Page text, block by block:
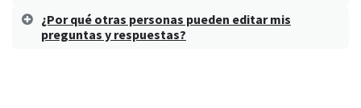
¿Por qué otras personas pueden editar mis
preguntas y respuestas?